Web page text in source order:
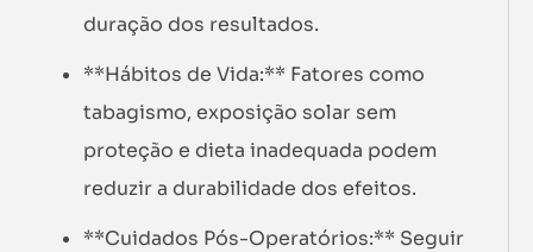
duração dos resultados.
**Hábitos de Vida:** Fatores como
tabagismo, exposição solar sem
proteção e dieta inadequada podem
reduzir a durabilidade dos efeitos.
**Cuidados Pós-Operatórios:** Seguir